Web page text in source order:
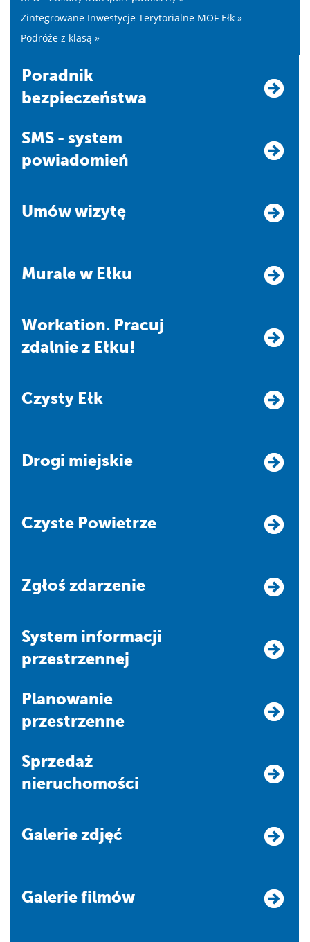
Zintegrowane Inwestycje Terytorialne MOF Ełk »
Podróże z klasą »
Poradnik
bezpieczeństwa
SMS - system
powiadomień
Umów wizytę
Murale w Ełku
Workation. Pracuj
zdalnie z Ełku!
Czysty Ełk
Drogi miejskie
Czyste Powietrze
Zgłoś zdarzenie
system informacji
przestrzennej
Planowanie
przestrzenne
Sprzedaż
nieruchomości
Galerie zdjęć
Galerie filmów